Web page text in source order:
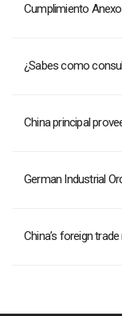
Cumplimiento
¿Sabes como
China principal
German Industrial
China’s foreign